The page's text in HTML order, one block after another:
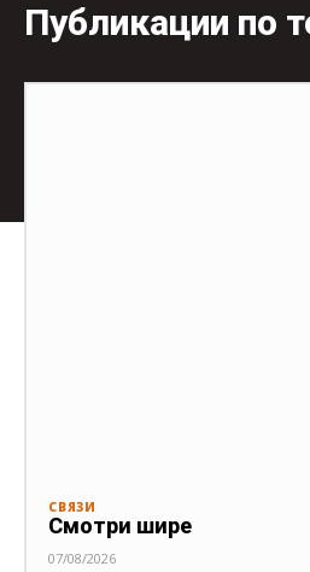
Публикации по
СВЯЗИ
Смотри шире
07/08/2026